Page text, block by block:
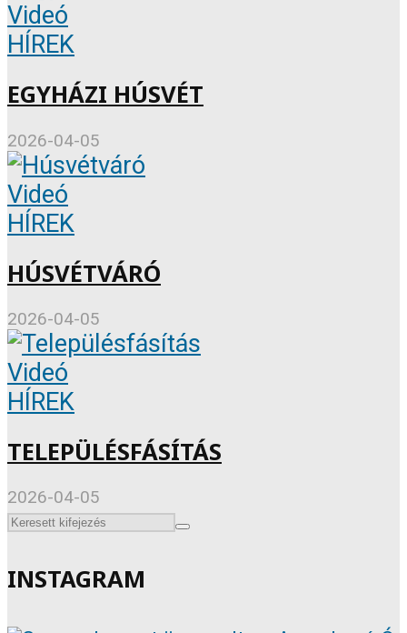
Videó
HÍREK
EGYHÁZI HÚSVÉT
2026-04-05
Videó
HÍREK
HÚSVÉTVÁRÓ
2026-04-05
Videó
HÍREK
TELEPÜLÉSFÁSÍTÁS
2026-04-05
INSTAGRAM